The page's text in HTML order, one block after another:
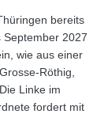
bereits
September 2027
wie aus einer
Röthig,
Linke im
fordert mit